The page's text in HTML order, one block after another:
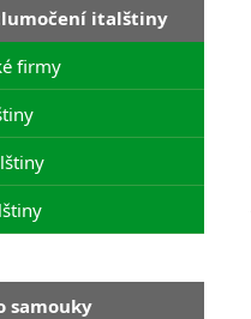
italštiny
firmy
samouky